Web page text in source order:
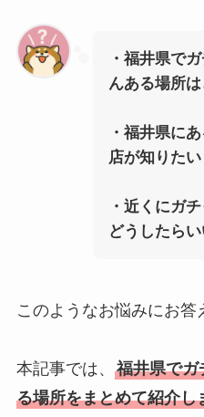
・福井県で
んある場所は
・福井県に
店が知りたい
・近くにガ
どうしたらい
このようなお悩みにお答
本記事では、 福井県でガ
る場所をまとめて紹介し